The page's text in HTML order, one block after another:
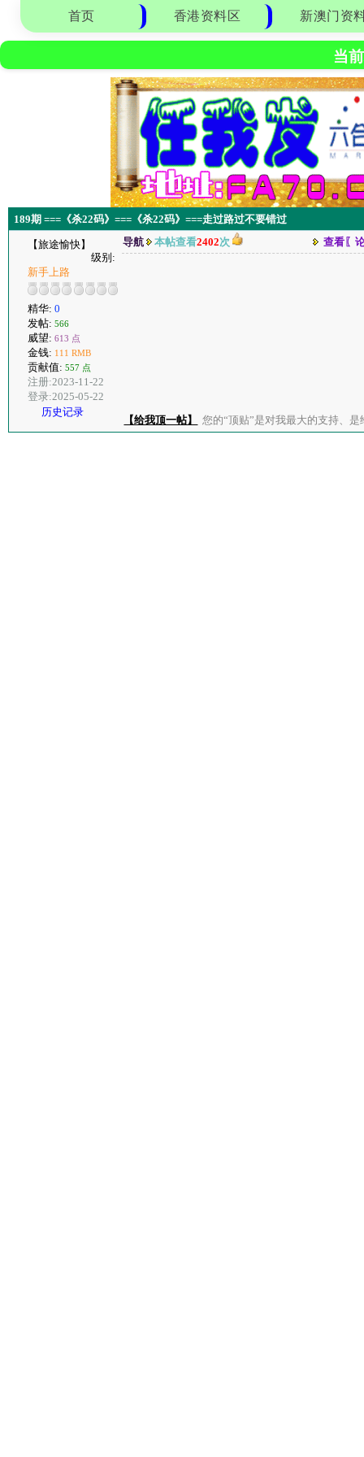
首页 香港资料区 新澳门资
当
189期 ===《杀22码》===《杀22码》===走过路过不要错过
【旅途愉快】
级别:
新手上路
精华: 0
发帖: 566
威望: 613 点
金钱: 111 RMB
贡献值: 557 点
注册:2023-11-22
登录:2025-05-22
历史记录
导航 本帖查看2402次 查看〖
【给我顶一帖】 您的“顶贴”是对我最大的支持、